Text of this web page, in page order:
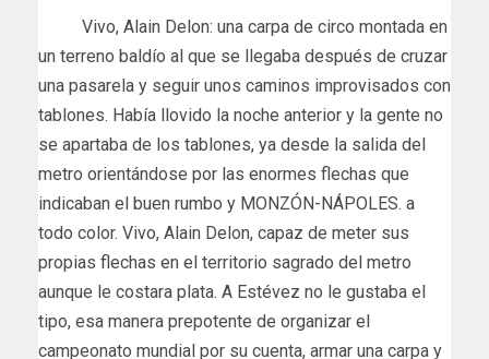
Vivo, Alain Delon: una carpa de circo montada en
un terreno baldío al que se llegaba después de cruzar
una pasarela y seguir unos caminos improvisados con
tablones. Había llovido la noche anterior y la gente no
se apartaba de los tablones, ya desde la salida del
metro orientándose por las enormes flechas que
indicaban el buen rumbo y MONZÓN-NÁPOLES. a
todo color. Vivo, Alain Delon, capaz de meter sus
propias flechas en el territorio sagrado del metro
aunque le costara plata. A Estévez no le gustaba el
tipo, esa manera prepotente de organizar el
campeonato mundial por su cuenta, armar una carpa y